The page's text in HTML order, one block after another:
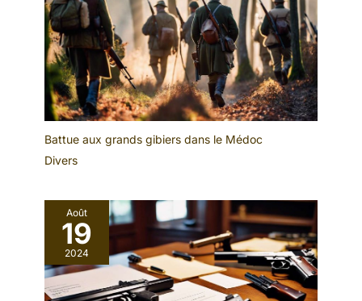
Battue aux grands gibiers dans le Médoc
Divers
Août
19
2024